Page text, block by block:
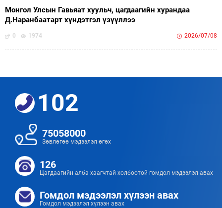
Монгол Улсын Гавьяат хуульч, цагдаагийн хурандаа
Д.Наранбаатарт хүндэтгэл үзүүллээ
0 1974 2026/07/08
102
75058000
Зөвлөгөө мэдээлэл өгөх
126
Цагдаагийн алба хаагчтай холбоотой гомдол мэдээлэл авах
Гомдол мэдээлэл хүлээн авах
Гомдол мэдээлэл хүлээн авах